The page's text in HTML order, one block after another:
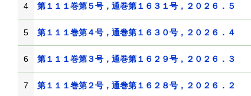
4 第１１１巻第５号，通巻第１６３１号，２０２６．５
5 第１１１巻第４号，通巻第１６３０号，２０２６．４
6 第１１１巻第３号，通巻第１６２９号，２０２６．３
7 第１１１巻第２号，通巻第１６２８号，２０２６．２